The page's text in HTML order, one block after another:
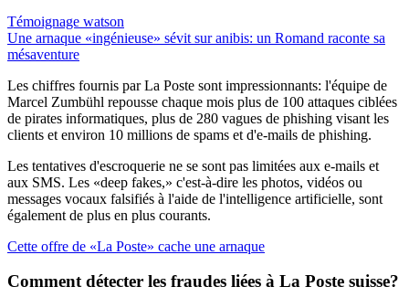
Témoignage watson
Une arnaque «ingénieuse» sévit sur anibis: un Romand raconte sa
mésaventure
Les chiffres fournis par La Poste sont impressionnants: l'équipe de
Marcel Zumbühl repousse chaque mois plus de 100 attaques ciblées
de pirates informatiques, plus de 280 vagues de phishing visant les
clients et environ 10 millions de spams et d'e-mails de phishing.
Les tentatives d'escroquerie ne se sont pas limitées aux e-mails et
aux SMS. Les «deep fakes,» c'est-à-dire les photos, vidéos ou
messages vocaux falsifiés à l'aide de l'intelligence artificielle, sont
également de plus en plus courants.
Cette offre de «La Poste» cache une arnaque
Comment détecter les fraudes liées à La Poste suisse?